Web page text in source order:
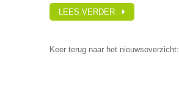
LEES VERDER
Keer terug naar het nieuwsoverzicht: